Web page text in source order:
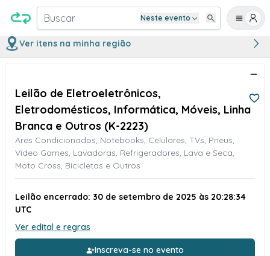
Buscar Neste evento
Ver itens na minha região
Leilão de Eletroeletrônicos,
Eletrodomésticos, Informática, Móveis, Linha
Branca e Outros (K-2223)
Ares Condicionados, Notebooks, Celulares, TVs, Pneus,
Vídeo Games, Lavadoras, Refrigeradores, Lava e Seca,
Moto Cross, Bicicletas e Outros
Leilão encerrado: 30 de setembro de 2025 às 20:28:34
UTC
Ver edital e regras
Inscreva-se no evento